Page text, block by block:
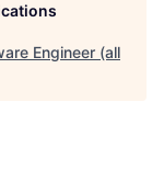
Engineer (all